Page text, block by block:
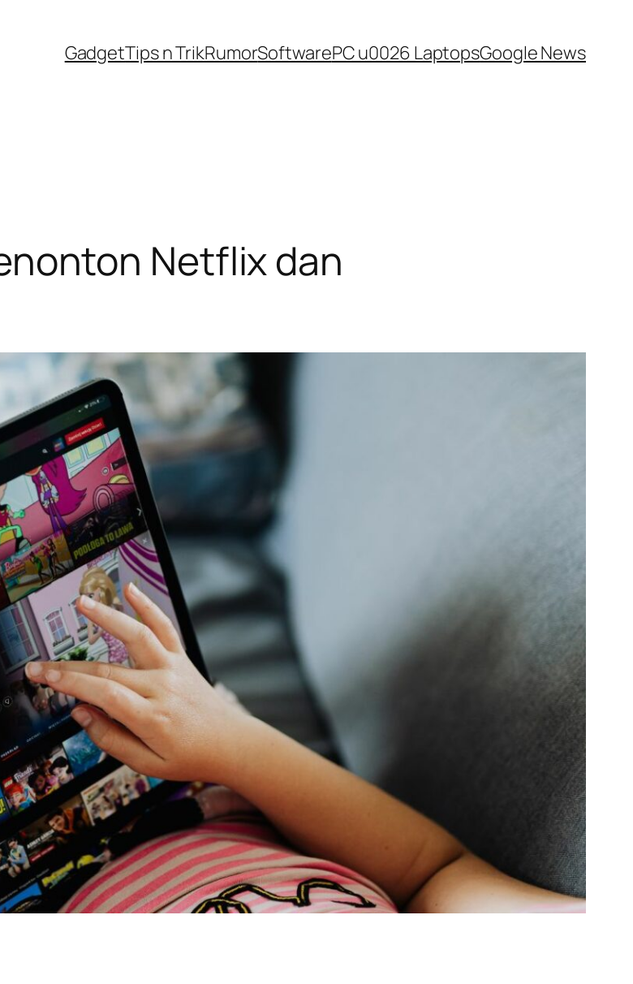
GadgetTips n TrikRumorSoftwarePC u0026 LaptopsGoogle News
Netflix dan